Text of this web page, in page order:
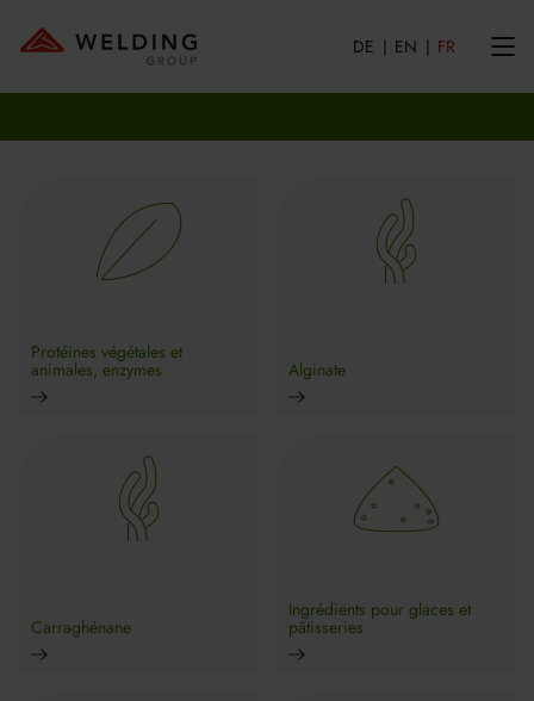
DE EN FR
Protéines végétales et
animales, enzymes Alginate
Carraghénane
Ingrédients pour glaces et
pâtisseries